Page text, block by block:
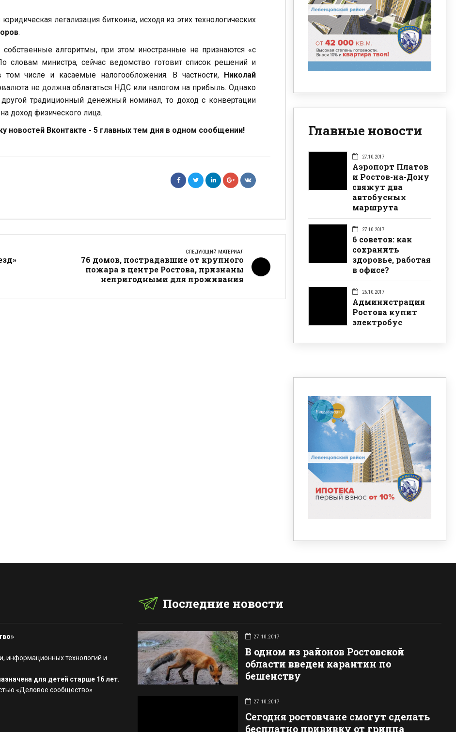
легализация биткоина, исходя из этих технологических
.
алгоритмы, при этом иностранные не признаются «с
словам министра, сейчас ведомство готовит список решений и
числе и касаемые налогообложения. В частности, Николай
не должна облагаться НДС или налогом на прибыль. Однако
традиционный денежный номинал, то доход с конвертации
доход физического лица.
новостей Вконтакте - 5 главных тем дня в одном сообщении!
СЛЕДУЮЩИЙ МАТЕРИАЛ
76 домов, пострадавшие от крупного
пожара в центре Ростова, признаны
непригодными для проживания
Главные новости
27.10.2017
Аэропорт Платов
и Ростов-на-Дону
свяжут два
автобусных
маршрута
27.10.2017
6 советов: как
сохранить
здоровье, работая
в офисе?
26.10.2017
Администрация
Ростова купит
электробус
информационных технологий и
для детей старше 16 лет.
«Деловое сообщество»
Последние новости
27.10.2017
В одном из районов Ростовской
области введен карантин по
бешенству
27.10.2017
Сегодня ростовчане смогут сделать
бесплатно прививку от гриппа